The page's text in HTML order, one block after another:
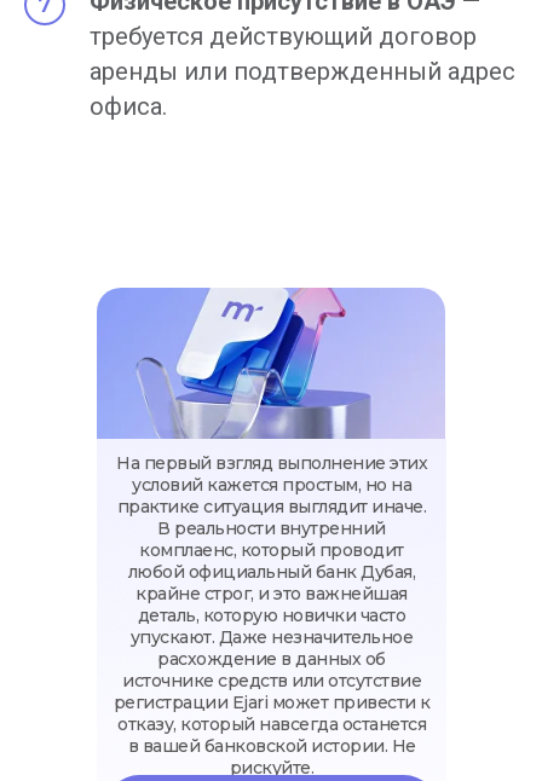
требуется действующий договор
аренды или подтвержденный адрес
офиса.
На первый взгляд выполнение этих
условий кажется простым, но на
практике ситуация выглядит иначе.
В реальности внутренний
комплаенс, который проводит
любой официальный банк Дубая,
крайне строг, и это важнейшая
деталь, которую новички часто
упускают. Даже незначительное
расхождение в данных об
источнике средств или отсутствие
регистрации Ejari может привести к
отказу, который навсегда останется
в вашей банковской истории. Не
рискуйте.